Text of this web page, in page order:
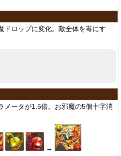
ドロップに変化。敵全体を毒にす
メータが1.5倍。お邪魔の5個十字消
→